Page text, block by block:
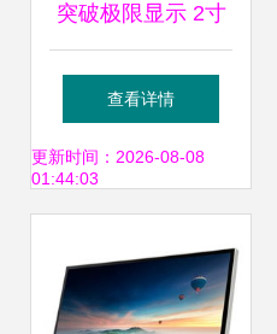
突破极限显示 2寸
防水防爆液晶触摸
屏显示器在工业与
析
查看详情
更新时间：2026-08-08
01:44:03